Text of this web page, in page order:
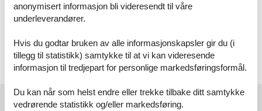
Golf course (18 hole) 4.9 km, sailing school 1 km, tennis 300 m.
Nearby attractions: Hippodrome Deauville-La Touques 2.8 km,
d'Arromanches 86 km. The keys‘ handover takes place by the
agency -------- in Deauville.
Licens nr.: FR18042661
Eksterne anmeldelser
anonymisert informasjon bli videresendt til våre
underleverandører.
Hvis du godtar bruken av alle informasjonskapsler gir du (i
tillegg til statistikk) samtykke til at vi kan videresende
informasjon til tredjepart for personlige markedsføringsformål.
Du kan når som helst endre eller trekke tilbake ditt samtykke
vedrørende statistikk og/eller markedsføring.